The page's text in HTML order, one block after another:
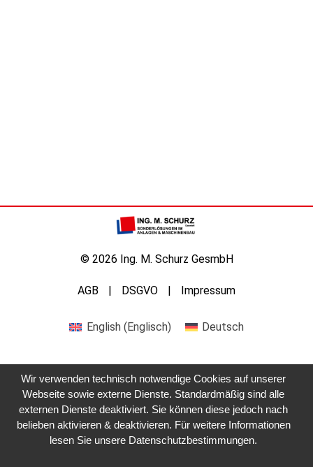
© 2026 Ing. M. Schurz GesmbH
AGB DSGVO Impressum
English(Englisch) Deutsch
Wir verwenden technisch notwendige Cookies auf unserer
Webseite sowie externe Dienste. Standardmäßig sind alle
externen Dienste deaktiviert. Sie können diese jedoch nach
belieben aktivieren & deaktivieren. Für weitere Informationen
lesen Sie unsere Datenschutzbestimmungen.